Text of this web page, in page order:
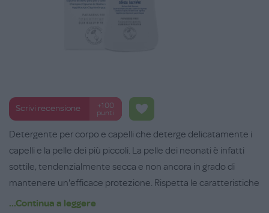
Scrivi recensione
+100
punti
Detergente per corpo e capelli che deterge delicatamente i
capelli e la pelle dei più piccoli. La pelle dei neonati è infatti
sottile, tendenzialmente secca e non ancora in grado di
mantenere un'efficace protezione. Rispetta le caratteristiche
fisiologiche e strutturali della cute delicata, con formulazione
...Continua a leggere